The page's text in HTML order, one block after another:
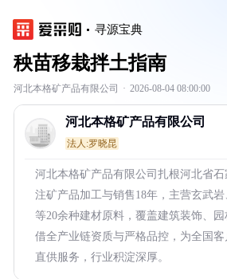
寻源宝典
秧苗移栽拌土指南
河北本格矿产品有限公司 · 2026-08-04 08:00:00
河北本格矿产品有限公司
法人:罗晓昆
河北本格矿产品有限公司扎根河北省
注矿产品加工与销售18年，主营玄武
等20余种建材原料，覆盖建筑装饰、
借全产业链资质与严格品控，为全国
直供服务，行业积淀深厚。